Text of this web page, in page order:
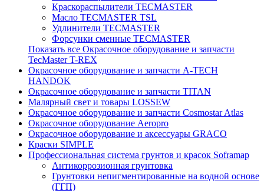
Краскораспылители TECMASTER
Масло TECMASTER TSL
Удлинители TECMASTER
Форсунки сменные TECMASTER
Показать все Окрасочное оборудование и запчасти
TecMaster T-REX
Окрасочное оборудование и запчасти A-TECH
HANDOK
Окрасочное оборудование и запчасти TITAN
Малярный свет и товары LOSSEW
Окрасочное оборудование и запчасти Cosmostar Atlas
Окрасочное оборудование Aeropro
Окрасочное оборудование и аксессуары GRACO
Краски SIMPLE
Профессиональная система грунтов и красок Soframap
Антикоррозионная грунтовка
Грунтовки непигментированные на водной основе
(ГГП)